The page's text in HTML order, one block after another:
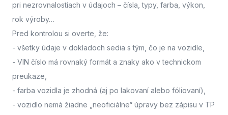
pri nezrovnalostiach v údajoch – čísla, typy, farba, výkon,
rok výroby…
Pred kontrolou si overte, že:
- všetky údaje v dokladoch sedia s tým, čo je na vozidle,
- VIN číslo má rovnaký formát a znaky ako v technickom
preukaze,
- farba vozidla je zhodná (aj po lakovaní alebo fóliovaní),
- vozidlo nemá žiadne „neoficiálne“ úpravy bez zápisu v TP